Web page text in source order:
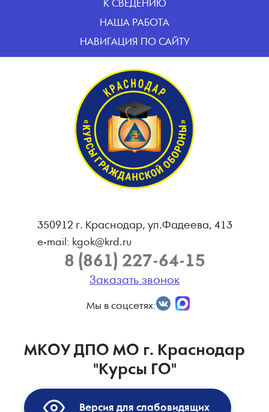
К СВЕДЕНИЮ
НАША РАБОТА
НАВИГАЦИЯ ПО САЙТУ
350912 г. Краснодар, ул.Фадеева, 413
e-mail: kgok@krd.ru
8 (861) 227-64-15
Заказать звонок
Мы в соцсетях:
МКОУ ДПО МО г. Краснодар
"Курсы ГО"
Версия для слабовидящих